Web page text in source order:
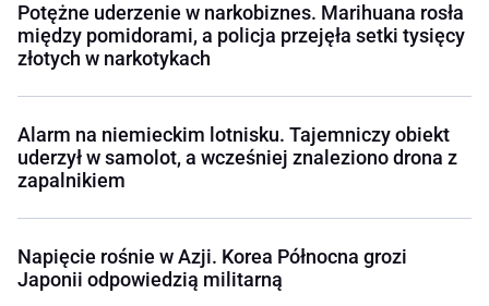
Potężne uderzenie w narkobiznes. Marihuana rosła
między pomidorami, a policja przejęła setki tysięcy
złotych w narkotykach
Alarm na niemieckim lotnisku. Tajemniczy obiekt
uderzył w samolot, a wcześniej znaleziono drona z
zapalnikiem
Napięcie rośnie w Azji. Korea Północna grozi
Japonii odpowiedzią militarną